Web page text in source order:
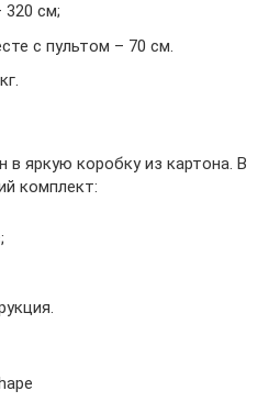
см;
с пультом – 70 см.
в яркую коробку из картона. В
комплект: